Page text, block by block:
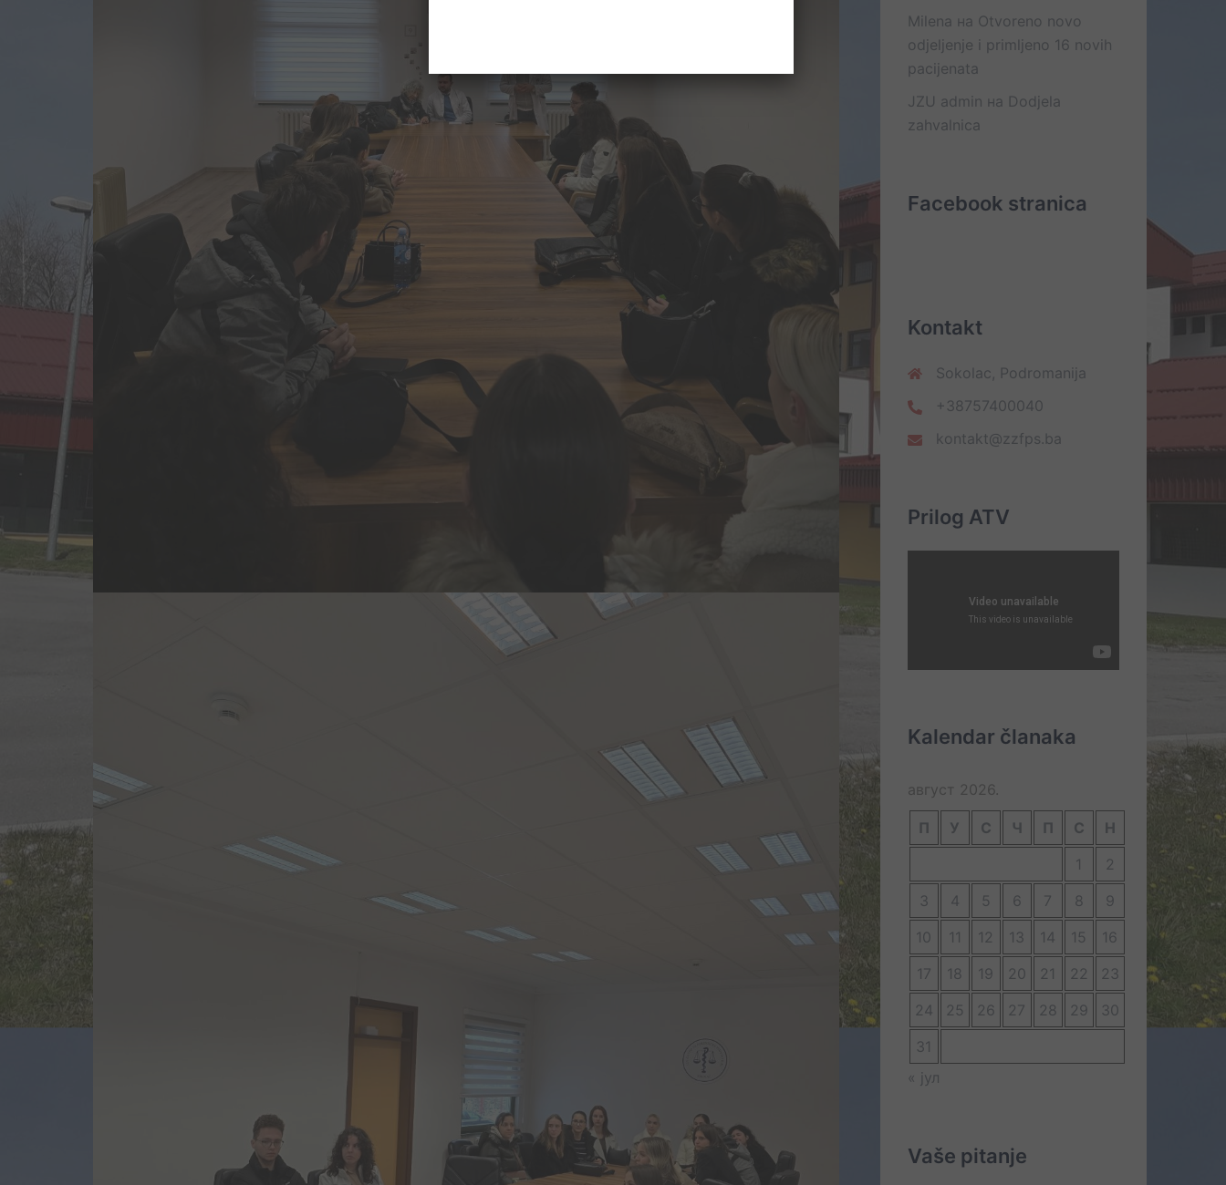
Milena на Otvoreno novo
odjeljenje i primljeno 16 novih
pacijenata
JZU admin на Dodjela
zahvalnica
Facebook stranica
Kontakt
Sokolac, Podromanija
+38757400040
kontakt@zzfps.ba
Prilog ATV
Kalendar članaka
август 2026.
П У С Ч П С
Н
1
2
3
4 5 6 7 8
9
10
11 12 13 14 15
16
17
18 19 20 21 22
23
24
25 26 27 28 29
30
31
« јул
Vaše pitanje